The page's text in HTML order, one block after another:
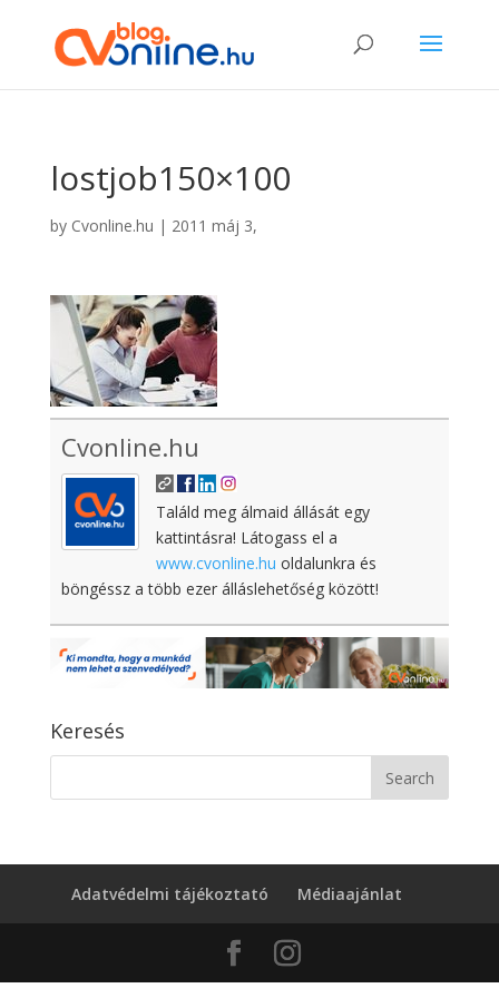
lostjob150×100
by Cvonline.hu | 2011 máj 3,
Cvonline.hu
Találd meg álmaid állását egy
kattintásra! Látogass el a
www.cvonline.hu oldalunkra és
böngéssz a több ezer álláslehetőség között!
Keresés
Adatvédelmi tájékoztató Médiaajánlat